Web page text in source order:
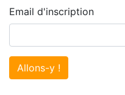
Email d'inscription
Allons-y !